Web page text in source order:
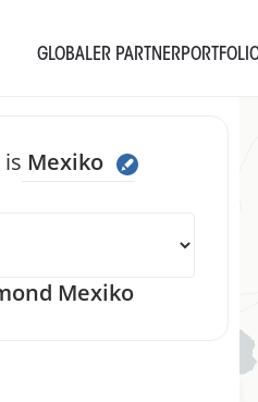
GLOBALER PARTNER
uns
Mexiko
Mexiko